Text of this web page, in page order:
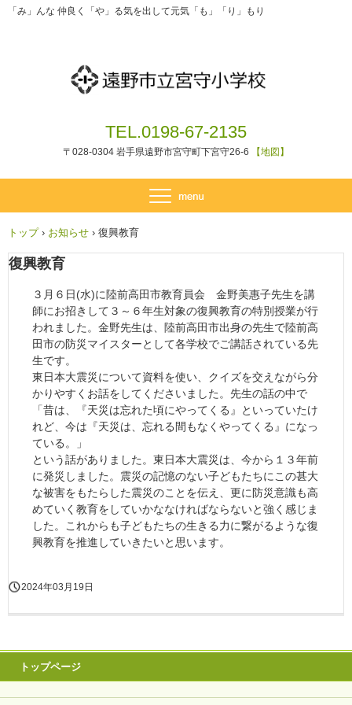
「み」んな 仲良く「や」る気を出して元気「も」「り」もり
TEL.0198-67-2135
〒028-0304 岩手県遠野市宮守町下宮守26-6 【地図】
トップ › お知らせ › 復興教育
復興教育
３月６日(水)に陸前高田市教育員会 金野美惠子先生を講
師にお招きして３～６年生対象の復興教育の特別授業が行
われました。金野先生は、陸前高田市出身の先生で陸前高
田市の防災マイスターとして各学校でご講話されている先
生です。
東日本大震災について資料を使い、クイズを交えながら分
かりやすくお話をしてくださいました。先生の話の中で
「昔は、『天災は忘れた頃にやってくる』といっていたけ
れど、今は『天災は、忘れる間もなくやってくる』になっ
ている。」
という話がありました。東日本大震災は、今から１３年前
に発災しました。震災の記憶のない子どもたちにこの甚大
な被害をもたらした震災のことを伝え、更に防災意識も高
めていく教育をしていかななければならないと強く感じま
した。これからも子どもたちの生きる力に繋がるような復
興教育を推進していきたいと思います。
2024年03月19日
トップページ